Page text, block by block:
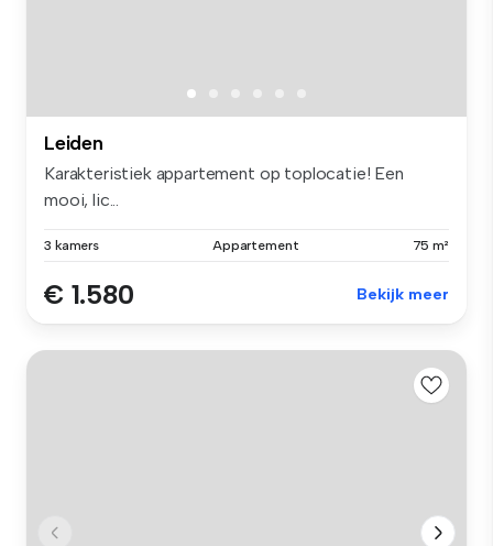
Leiden
Karakteristiek appartement op toplocatie! Een
mooi, lic...
3 kamers Appartement 75 m²
€ 1.580 Bekijk meer